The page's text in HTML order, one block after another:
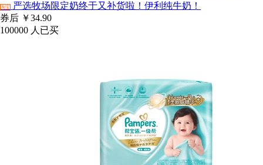
淘宝
严选牧场限定奶终于又补货啦！伊利纯牛奶！
券后 ￥34.90
100000 人已买